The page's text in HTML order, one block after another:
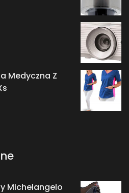
Medyczna Z
Michelangelo